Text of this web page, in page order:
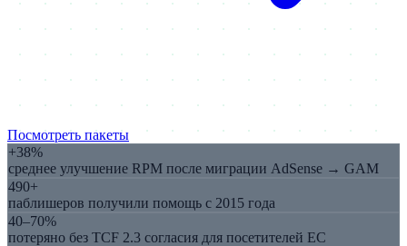
Посмотреть пакеты
+38%
среднее улучшение RPM после миграции AdSense → GAM
490+
паблишеров получили помощь с 2015 года
40–70%
потеряно без TCF 2.3 согласия для посетителей ЕС